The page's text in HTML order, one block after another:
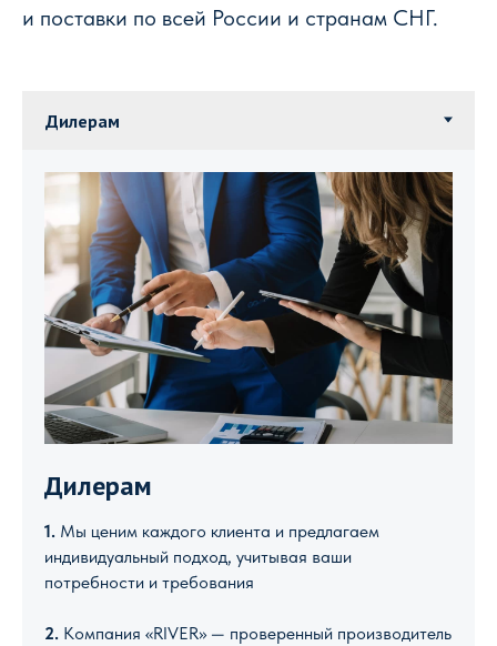
и поставки по всей России и странам СНГ.
Дилерам
1. Мы ценим каждого клиента и предлагаем
индивидуальный подход, учитывая ваши
потребности и требования
2. Компания «RIVER» — проверенный производитель